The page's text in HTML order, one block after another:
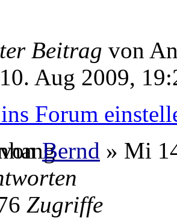
Beitrag von
Aug 2009,
Forum
Bernd » Mi
Zugriffe